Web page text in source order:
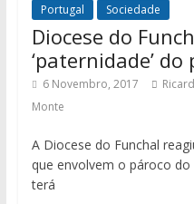
Portugal Sociedade
Diocese do
‘paternidade’
6 Novembro, 2017
Monte
A Diocese do Funchal
que envolvem o pároco
terá